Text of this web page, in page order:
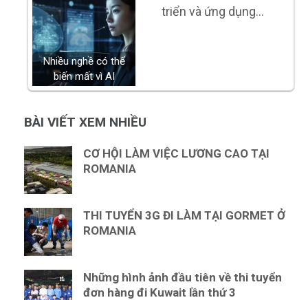
Nhiều nghề có thể
biến mất vì AI
triển và ứng dụng…
BÀI VIẾT XEM NHIỀU
CƠ HỘI LÀM VIỆC LƯƠNG CAO TẠI
ROMANIA
THI TUYỂN 3G ĐI LÀM TẠI GORMET Ở
ROMANIA
Những hình ảnh đầu tiên về thi tuyển
đơn hàng đi Kuwait lần thứ 3